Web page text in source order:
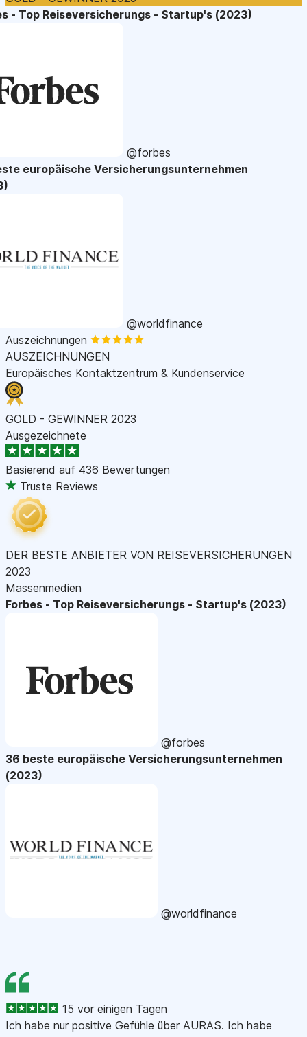
- Top Reiseversicherungs - Startup's (2023)
@forbes
europäische Versicherungsunternehmen
@worldfinance
Auszeichnungen
AUSZEICHNUNGEN
Europäisches Kontaktzentrum & Kundenservice
GOLD - GEWINNER 2023
Ausgezeichnete
Basierend auf 436 Bewertungen
Truste Reviews
DER BESTE ANBIETER VON REISEVERSICHERUNGEN
2023
Massenmedien
Forbes - Top Reiseversicherungs - Startup's (2023)
@forbes
36 beste europäische Versicherungsunternehmen
(2023)
@worldfinance
15 vor einigen Tagen
Ich habe nur positive Gefühle über AURAS. Ich habe